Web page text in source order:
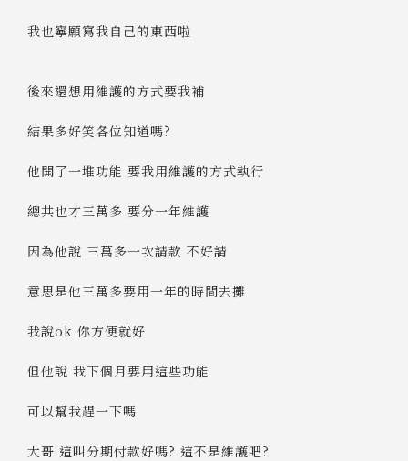
我也寧願寫我自己的東西啦
後來還想用維護的方式要我補
結果多好笑各位知道嗎?
他開了一堆功能 要我用維護的方式執行
總共也才三萬多 要分一年維護
因為他說 三萬多一次請款 不好請
意思是他三萬多要用一年的時間去攤
我說ok 你方便就好
但他說 我下個月要用這些功能
可以幫我趕一下嗎
大哥 這叫分期付款好嗎? 這不是維護吧?